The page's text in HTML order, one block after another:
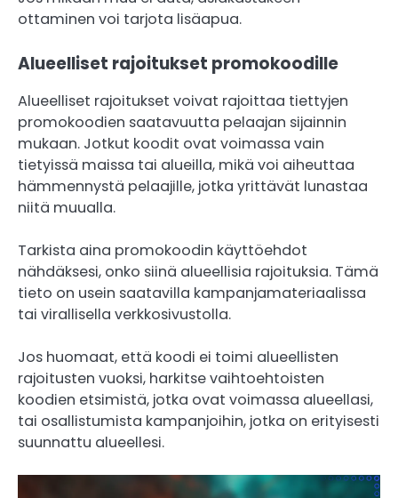
ottaminen voi tarjota lisäapua.
Alueelliset rajoitukset promokoodille
Alueelliset rajoitukset voivat rajoittaa tiettyjen
promokoodien saatavuutta pelaajan sijainnin
mukaan. Jotkut koodit ovat voimassa vain
tietyissä maissa tai alueilla, mikä voi aiheuttaa
hämmennystä pelaajille, jotka yrittävät lunastaa
niitä muualla.
Tarkista aina promokoodin käyttöehdot
nähdäksesi, onko siinä alueellisia rajoituksia. Tämä
tieto on usein saatavilla kampanjamateriaalissa
tai virallisella verkkosivustolla.
Jos huomaat, että koodi ei toimi alueellisten
rajoitusten vuoksi, harkitse vaihtoehtoisten
koodien etsimistä, jotka ovat voimassa alueellasi,
tai osallistumista kampanjoihin, jotka on erityisesti
suunnattu alueellesi.